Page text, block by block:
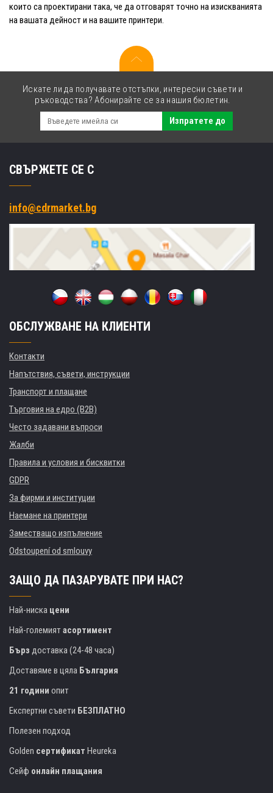
които са проектирани така, че да отговарят точно на изискванията
на вашата дейност и на вашите принтери.
Искате ли да получавате отстъпки, интересни съвети и
ръководства? Абонирайте се за нашия бюлетин.
Изпратете до
СВЪРЖЕТЕ СЕ С
info@cdrmarket.bg
ОБСЛУЖВАНЕ НА КЛИЕНТИ
Контакти
Напътствия, съвети, инструкции
Транспорт и плащане
Търговия на едро (B2B)
Често задавани въпроси
Жалби
Правила и условия и бисквитки
GDPR
За фирми и институции
Наемане на принтери
Заместващо изпълнение
Odstoupení od smlouvy
ЗАЩО ДА ПАЗАРУВАТЕ ПРИ НАС?
Най-ниска цени
Най-големиятасортимент
Бърз доставка (24-48 часа)
Доставяме в цяла България
21 години опит
Експертни съвети БЕЗПЛАТНО
Полезен подход
Golden сертификат Heureka
Сейф онлайн плащания